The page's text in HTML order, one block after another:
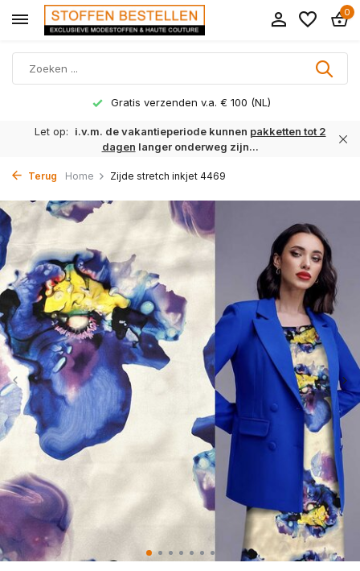
0
Gratis verzenden v.a. € 100 (NL)
Let op: i.v.m. de vakantieperiode kunnen pakketten tot 2
dagen langer onderweg zijn...
Terug Home Zijde stretch inkjet 4469